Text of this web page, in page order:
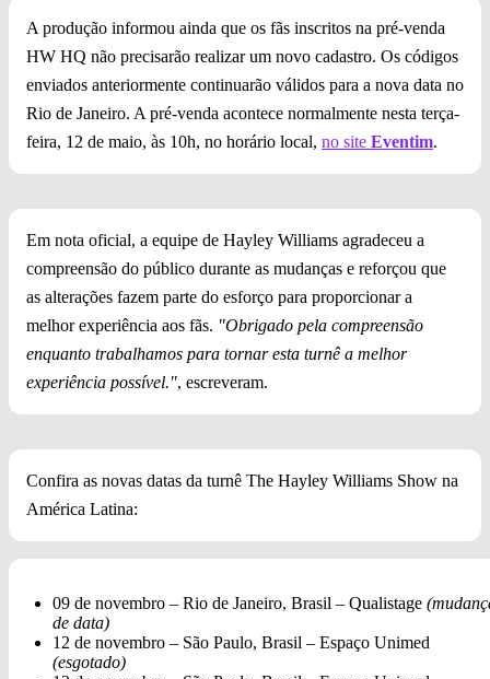
A produção informou ainda que os fãs inscritos na pré-venda
HW HQ não precisarão realizar um novo cadastro. Os códigos
enviados anteriormente continuarão válidos para a nova data no
Rio de Janeiro. A pré-venda acontece normalmente nesta terça-
feira, 12 de maio, às 10h, no horário local, no site Eventim.
Em nota oficial, a equipe de Hayley Williams agradeceu a
compreensão do público durante as mudanças e reforçou que
as alterações fazem parte do esforço para proporcionar a
melhor experiência aos fãs. "Obrigado pela compreensão
enquanto trabalhamos para tornar esta turnê a melhor
experiência possível.", escreveram.
Confira as novas datas da turnê The Hayley Williams Show na
América Latina:
09 de novembro – Rio de Janeiro, Brasil – Qualistage
de data)
12 de novembro – São Paulo, Brasil – Espaço Unimed
(esgotado)